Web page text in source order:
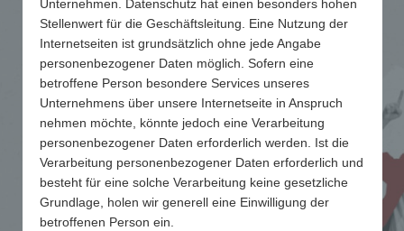
Unternehmen. Datenschutz hat einen besonders hohen
Stellenwert für die Geschäftsleitung. Eine Nutzung der
Internetseiten ist grundsätzlich ohne jede Angabe
personenbezogener Daten möglich. Sofern eine
betroffene Person besondere Services unseres
Unternehmens über unsere Internetseite in Anspruch
nehmen möchte, könnte jedoch eine Verarbeitung
personenbezogener Daten erforderlich werden. Ist die
Verarbeitung personenbezogener Daten erforderlich und
besteht für eine solche Verarbeitung keine gesetzliche
Grundlage, holen wir generell eine Einwilligung der
betroffenen Person ein.